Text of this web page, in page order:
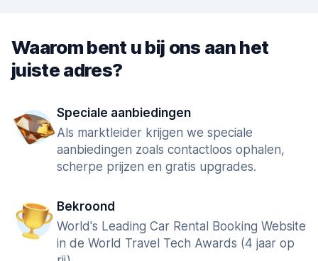
Waarom bent u bij ons aan het
juiste adres?
Speciale aanbiedingen
Als marktleider krijgen we speciale
aanbiedingen zoals contactloos ophalen,
scherpe prijzen en gratis upgrades.
Bekroond
World's Leading Car Rental Booking Website
in de World Travel Tech Awards (4 jaar op